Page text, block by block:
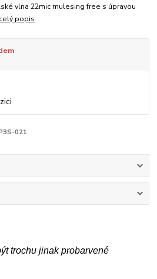
vlna 22mic mulesing free s úpravou
celý popis
021
trochu jinak probarvené